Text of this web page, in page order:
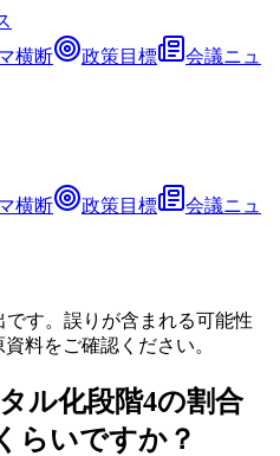
横断 政策目標
会議ニュ
横断 政策目標
会議ニュ
す。誤りが含まれる可能性
資料をご確認ください。
ル化段階4の割合
らいですか？